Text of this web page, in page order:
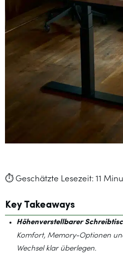
⏱️ Geschätzte Lesezeit: 11
Key Takeaways
Höhenverstellbarer
Komfort, Memory-Optionen
Wechsel klar überlegen.